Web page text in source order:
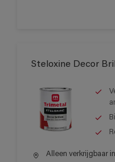
Steloxine Decor
Alleen verkrijgbaar